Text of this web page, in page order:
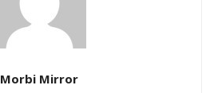
Morbi Mirror